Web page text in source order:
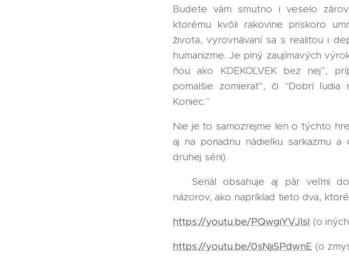
Budete vám smutno i veselo
ktorému kvôli rakovine priskoro
života, vyrovnávaní sa s realitou i
humanizme. Je plný zaujímavých
ňou ako KDEKOĽVEK bez nej",
pomalšie zomierať", či "Dobrí
Koniec."
Nie je to samozrejme len o týchto
aj na poriadnu nádielku sarkazmu
druhej sérii).
➡️ Seriál obsahuje aj pár veľmi
názorov, ako napríklad tieto dva,
https://youtu.be/PQwgiYVJlsI (o
https://youtu.be/0sNjiSPdwnE (o